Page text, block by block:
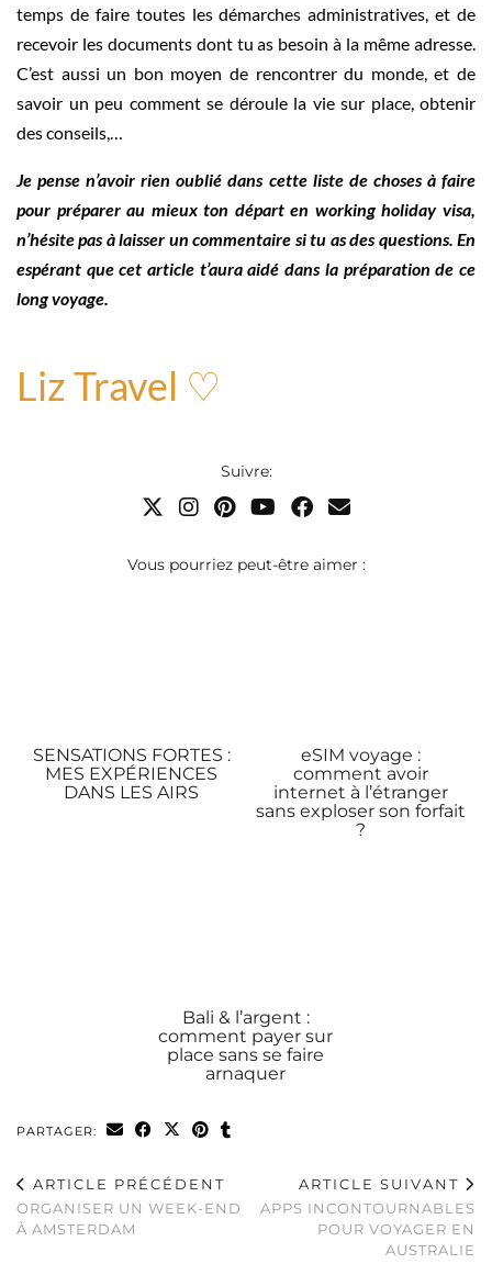
temps de faire toutes les démarches administratives, et de
recevoir les documents dont tu as besoin à la même adresse.
C’est aussi un bon moyen de rencontrer du monde, et de
savoir un peu comment se déroule la vie sur place, obtenir
des conseils,…
Je pense n’avoir rien oublié dans cette liste de choses à faire
pour préparer au mieux ton départ en working holiday visa,
n’hésite pas à laisser un commentaire si tu as des questions. En
espérant que cet article t’aura aidé dans la préparation de ce
long voyage.
Liz Travel ♡
Suivre:
Vous pourriez peut-être aimer :
SENSATIONS FORTES :
MES EXPÉRIENCES
DANS LES AIRS
eSIM voyage :
comment avoir
internet à l’étranger
sans exploser son forfait
?
Bali & l’argent :
comment payer sur
place sans se faire
arnaquer
PARTAGER:
ARTICLE PRÉCÉDENT
ORGANISER UN WEEK-END
À AMSTERDAM
ARTICLE SUIVANT
APPS INCONTOURNABLES
POUR VOYAGER EN
AUSTRALIE